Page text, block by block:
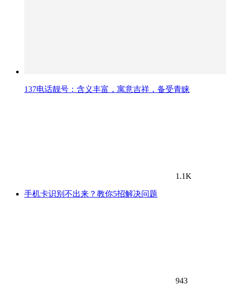
137电话靓号：含义丰富，寓意吉祥，备受青睐
1.1K
手机卡识别不出来？教你5招解决问题
943